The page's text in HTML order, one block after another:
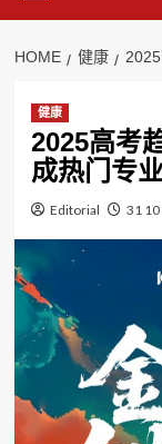
HOME 健康
健康
2025高考
成热门专
Editorial 31 10